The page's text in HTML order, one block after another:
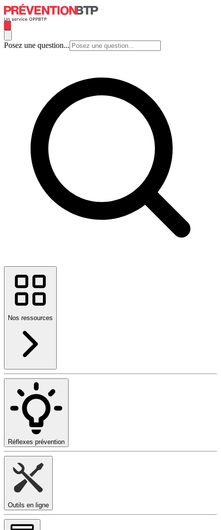
Posez une question...
Nos ressources
Réflexes prévention
Outils en ligne